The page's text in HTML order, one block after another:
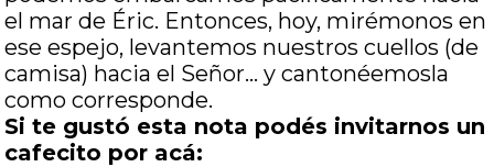
el mar de Éric. Entonces, hoy, mirémonos en
ese espejo, levantemos nuestros cuellos (de
camisa) hacia el Señor… y cantonéemosla
como corresponde.
Si te gustó esta nota podés invitarnos un
cafecito por acá: